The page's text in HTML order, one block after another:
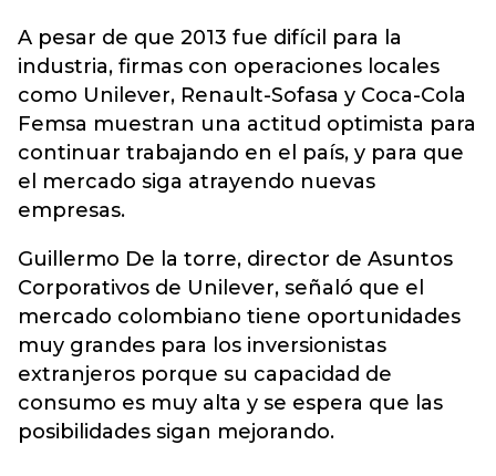
A pesar de que 2013 fue difícil para la
industria, firmas con operaciones locales
como Unilever, Renault-Sofasa y Coca-Cola
Femsa muestran una actitud optimista para
continuar trabajando en el país, y para que
el mercado siga atrayendo nuevas
empresas.
Guillermo De la torre, director de Asuntos
Corporativos de Unilever, señaló que el
mercado colombiano tiene oportunidades
muy grandes para los inversionistas
extranjeros porque su capacidad de
consumo es muy alta y se espera que las
posibilidades sigan mejorando.